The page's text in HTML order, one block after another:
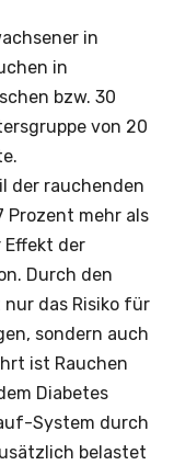
in
in
bzw. 30
von 20
der rauchenden
Prozent mehr als
Effekt der
Durch den
das Risiko für
sondern auch
ist Rauchen
Diabetes
System durch
belastet